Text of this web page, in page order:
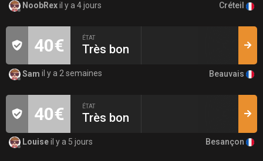
NoobRexil y a 4 jours Créteil
40€ ÉTAT
Très bon
Sam il y a 2 semaines Beauvais
40€ ÉTAT
Très bon
Louiseil y a 5 jours Besançon